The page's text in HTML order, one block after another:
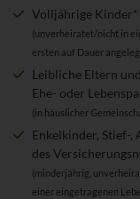
Volljährige Kinder*
(unverheiratet/nicht in
ersten auf Dauer
Leibliche Eltern
Ehe- oder
(in häuslicher
Enkelkinder, Stief-
des
(minderjährig,
einer eingetragenen